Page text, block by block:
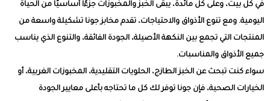
في كل بيت، وعلى كل مائدة، يبقى الخبز والمخبوزات جزءًا أساسيًا من الحياة
اليومية. ومع تنوع الأذواق والاحتياجات، تقدم مخابز جونا تشكيلة واسعة من
المنتجات التي تجمع بين النكهة الأصيلة، الجودة الفائقة، والتنوع الذي يناسب
جميع الأذواق والمناسبات.
سواء كنت تبحث عن الخبز الطازج، الحلويات التقليدية، المخبوزات الغربية، أو
الخيارات الصحية، فإن جونا توفر لك كل ما تحتاجه بأعلى معايير الجودة